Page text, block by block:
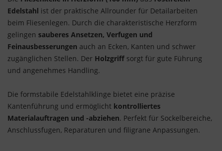
Edelstahl ist der praktische Allrounder für Detailarbeiten
beim Fliesenlegen. Durch die charakteristische Herzform
gelingen sauberes Ansetzen, Verfugen und
Feinausbesserungen auch an Ecken, Kanten und schwer
zugänglichen Stellen. Der Holzgriff sorgt für gute Führung
und angenehmes Handling.
Die formstabile Edelstahlklinge bietet eine präzise
Kantenführung und ermöglicht kontrolliertes
Materialauftragen und -abziehen. Perfekt für Sockelbereiche,
Anschlussfugen, Reparaturen und filigrane Anpassungen.